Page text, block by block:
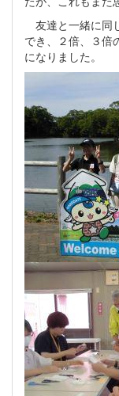
友達と一緒に同
でき、２倍、３倍
になりました。